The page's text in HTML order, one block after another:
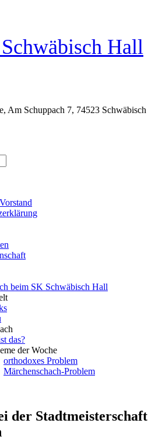
Hall
Am Schuppach 7, 74523 Schwäbisch
beim SK Schwäbisch Hall
das?
der Woche
orthodoxes Problem
Märchenschach-Problem
der Stadtmeisterschaft